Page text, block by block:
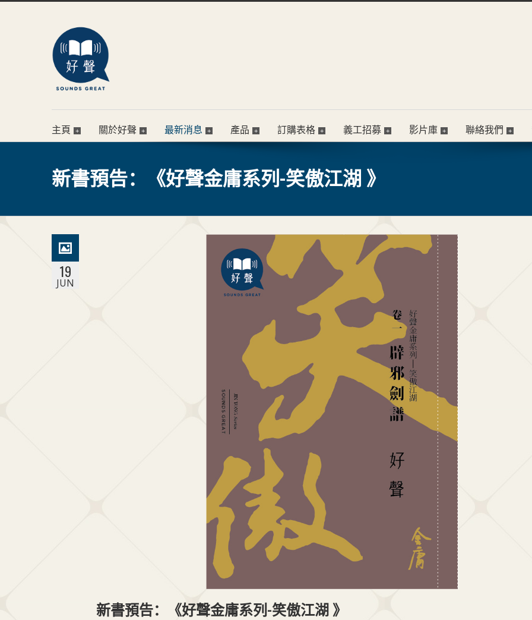
主頁 關於好聲 最新消息 產品 訂購表格 義工招募 影片庫 聯絡我們
新書預告：《好聲金庸系列-笑傲江湖 》
19
JUN
新書預告：《好聲金庸系列-笑傲江湖 》